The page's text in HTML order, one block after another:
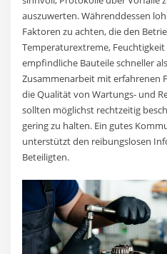
auszuwerten. Währenddessen
Faktoren zu achten, die den
Temperaturextreme,
empfindliche Bauteile schneller
Zusammenarbeit mit erfahrenen
die Qualität von Wartungs- und
sollten möglichst rechtzeitig
gering zu halten. Ein gutes
unterstützt den reibungslosen
Beteiligten.